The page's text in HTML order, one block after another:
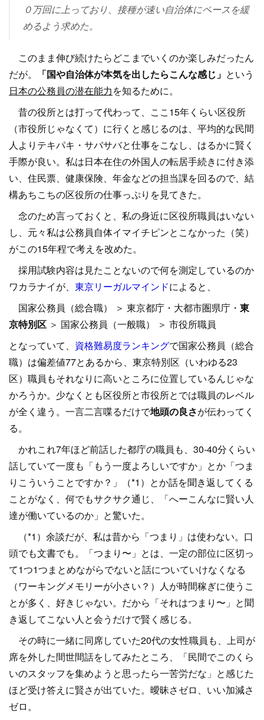
０万回に上っており、接種が速い自治体にペースを緩
めるよう求めた。
このまま伸び続けたらどこまでいくのか楽しみだったん
だが。
「国や自治体が本気を出したらこんな感じ」 という
日本の公務員の潜在能力を知るために。
昔の役所とは打って代わって、ここ15年くらい区役所
（市役所じゃなくて）に行くと感じるのは、平均的な民間
人よりテキパキ・サバサバと仕事をこなし、はるかに賢く
手際が良い。私は日本在住の外国人の転居手続きに付き添
い、住民票、健康保険、年金などの担当課を回るので、結
構あちこちの区役所の仕事っぷりを見てきた。
念のため言っておくと、私の身近に区役所職員はいない
し、元々私は公務員自体イマイチピンとこなかった（笑）
がこの15年程で考えを改めた。
採用試験内容は見たことないので何を測定しているのか
ワカラナイが、 東京リーガルマインドによると、
国家公務員（総合職） ＞ 東京都庁・大都市圏県庁・ 東
京特別区 ＞ 国家公務員（一般職） ＞ 市役所職員
となっていて、 資格難易度ランキングで国家公務員（総合
職）は偏差値77とあるから、東京特別区（いわゆる23
区）職員もそれなりに高いところに位置しているんじゃな
かろうか。少なくとも区役所と市役所とでは職員のレベル
が全く違う。一言二言喋るだけで地頭の良さが伝わってく
る。
かれこれ7年ほど前話した都庁の職員も、30-40分くらい
話していて一度も「もう一度よろしいですか」とか「つま
りこういうことですか？」（*1）とか話を聞き返してくる
ことがなく、何でもサクサク通じ、「へーこんなに賢い人
達が働いているのか」と驚いた。
（*1）余談だが、私は昔から「つまり」は使わない。口
頭でも文書でも。「つまり〜」とは、一定の部位に区切っ
て1つ1つまとめながらでないと話についていけなくなる
（ワーキングメモリーが小さい？）人が時間稼ぎに使うこ
とが多く、好きじゃない。だから「それはつまり〜」と聞
き返してこない人と会うだけで賢く感じる。
その時に一緒に同席していた20代の女性職員も、上司が
席を外した間世間話をしてみたところ、「民間でこのくら
いのスタッフを集めようと思ったら一苦労だな」と感じた
ほど受け答えに賢さが出ていた。曖昧さゼロ、いい加減さ
ゼロ。